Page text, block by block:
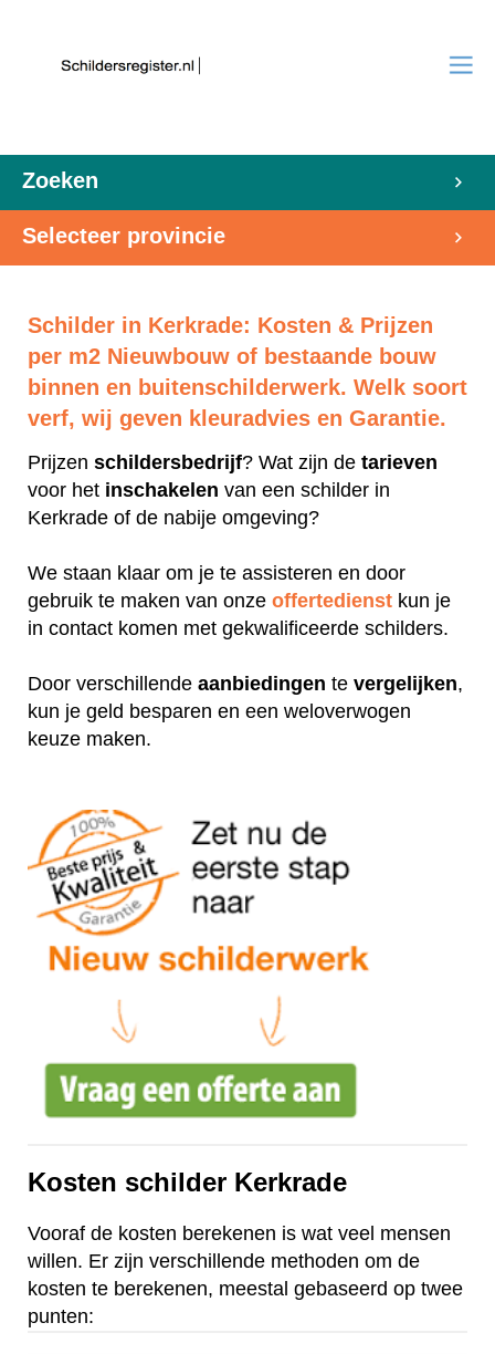
Zoeken
Selecteer provincie
Schilder in Kerkrade: Kosten & Prijzen
per m2 Nieuwbouw of bestaande bouw
binnen en buitenschilderwerk. Welk soort
verf, wij geven kleuradvies en Garantie.
Prijzen schildersbedrijf? Wat zijn de tarieven
voor het inschakelen van een schilder in
Kerkrade of de nabije omgeving?
We staan klaar om je te assisteren en door
gebruik te maken van onze offertedienst kun je
in contact komen met gekwalificeerde schilders.
Door verschillende aanbiedingen te vergelijken,
kun je geld besparen en een weloverwogen
keuze maken.
Kosten schilder Kerkrade
Vooraf de kosten berekenen is wat veel mensen
willen. Er zijn verschillende methoden om de
kosten te berekenen, meestal gebaseerd op twee
punten: